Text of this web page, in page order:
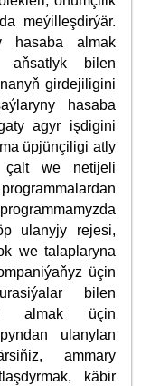
meýilleşdirýär.
hasaba almak
aňsatlyk bilen
girdejiligini
hasaba
agyr işdigini
üpjünçiligi atly
çalt we netijeli
ulanyjy rejesi,
we talaplaryna
üçin
bilen
almak üçin
ulanylan
ammary
käbir